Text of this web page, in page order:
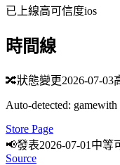
已上線高可信度ios
時間線
🔀狀態變更2026-07-03
Auto-detected:
Store Page
📢發表2026-07-01 中等
Source